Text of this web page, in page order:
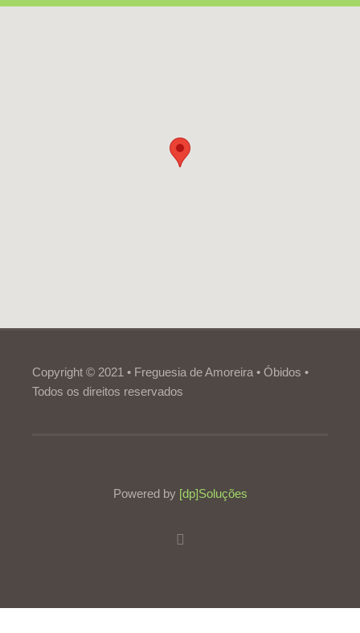
Copyright © 2021 • Freguesia de Amoreira • Óbidos •
Todos os direitos reservados
Powered by [dp]Soluções